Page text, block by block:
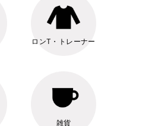
ロンT・トレーナー
雑貨